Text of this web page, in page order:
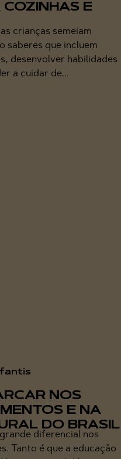
E
crianças semeiam
saberes que incluem
desenvolver habilidades
a cuidar de...
NOS
E NA
DO BRASIL
diferencial nos
Tanto é que a educação